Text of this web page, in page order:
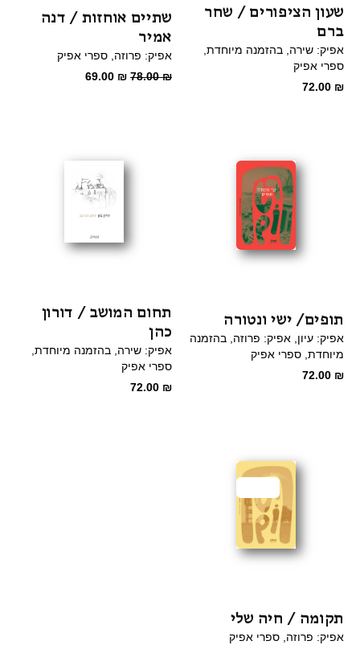
שעון הציפורים / שחר
ברם
אפיק: שירה בהזמנה מיוחדת
ספרי אפיק
72.00 ₪
שתיים אוחזות / דנה
אמיר
אפיק: פרוזה ספרי אפיק
78.00₪
המחיר
69.00 ₪
המחיר
תופים/ ישי ונטורה
אפיק: עיון אפיק: פרוזה בהזמנה
מיוחדת ספרי אפיק
72.00 ₪
תחום המושב / דורון
כהן
אפיק: שירה בהזמנה מיוחדת
ספרי אפיק
72.00 ₪
תקומה / חיה שלי
אפיק: פרוזה ספרי אפיק